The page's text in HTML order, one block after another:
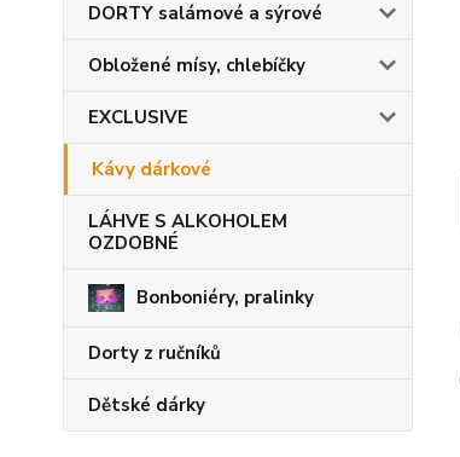
DORTY salámové a sýrové
Obložené mísy, chlebíčky
EXCLUSIVE
Kávy dárkové
LÁHVE S ALKOHOLEM
OZDOBNÉ
Bonboniéry, pralinky
Dorty z ručníků
Dětské dárky